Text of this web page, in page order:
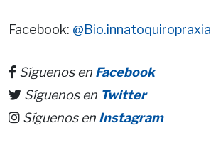
Facebook: @Bio.innatoquiropraxia
Síguenos en Facebook
Síguenos en Twitter
Síguenos en Instagram